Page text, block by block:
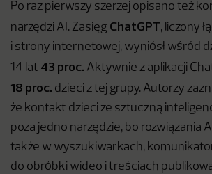
Po raz pierwszy szerzej opisano też
narzędzi AI. Zasięg ChatGPT, liczony
i strony internetowej, wyniósł wśród
14 lat 43 proc. Aktywnie z aplikacji
18 proc. dzieci z tej grupy. Autorzy
że kontakt dzieci ze sztuczną
poza jedno narzędzie, bo rozwiązania
także w wyszukiwarkach,
do obróbki wideo i treściach